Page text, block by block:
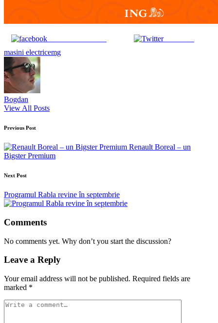
Post on X
Tags:
masini electricemg
Bogdan
View All Posts
Post
navigation
Previous Post
Renault Boreal – un
Bigster Premium
Next Post
Programul Rabla revine în septembrie
Comments
No comments yet. Why don’t you start the discussion?
Leave a Reply
Your email address will not be published. Required fields are
marked *